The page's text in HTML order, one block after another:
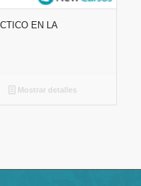
EN LA
Mostrar detalles